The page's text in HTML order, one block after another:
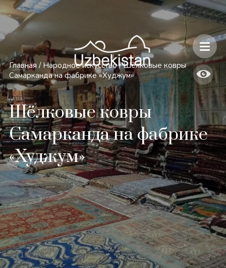
Безопасность и особенности путешествий по Узбекистану
Главная / Народное искусство / Шёлковые ковры
Самарканда на фабрике «Худжум»
Шёлковые ковры
Самарканда на фабрике
«Худжум»
19909